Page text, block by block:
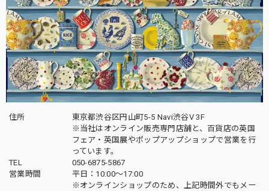
住所
東京都渋谷区円山町5-5 Navi渋谷V 3F
※当社はオンライン販売専門店舗と、百貨店の英国
フェア・英国展やポップアップショップで営業を行
っています。
TEL
050-6875-5867
営業時間
平日：10:00～17:00
※オンラインショップのため、上記時間外でもメー